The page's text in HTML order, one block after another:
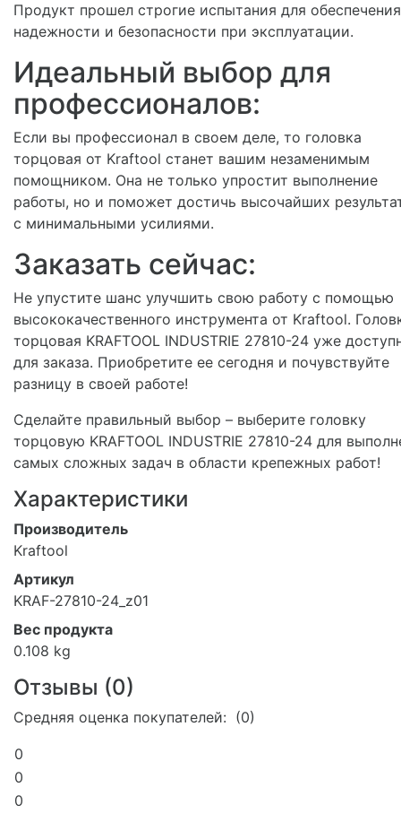
Продукт прошел строгие испытания для
надежности и безопасности при эксплуатации.
Идеальный выбор для
профессионалов:
Если вы профессионал в своем деле, то головка
торцовая от Kraftool станет вашим незаменимым
помощником. Она не только упростит выполнение
работы, но и поможет достичь высочайших
с минимальными усилиями.
Заказать сейчас:
Не упустите шанс улучшить свою работу с помощью
высококачественного инструмента от Kraftool.
торцовая KRAFTOOL INDUSTRIE 27810-24 уже
для заказа. Приобретите ее сегодня и почувствуйте
разницу в своей работе!
Сделайте правильный выбор – выберите головку
торцовую KRAFTOOL INDUSTRIE 27810-24 для
самых сложных задач в области крепежных работ!
Характеристики
Производитель
Kraftool
Артикул
KRAF-27810-24_z01
Вес продукта
0.108 kg
Отзывы (0)
Средняя оценка покупателей: (0)
0
0
0